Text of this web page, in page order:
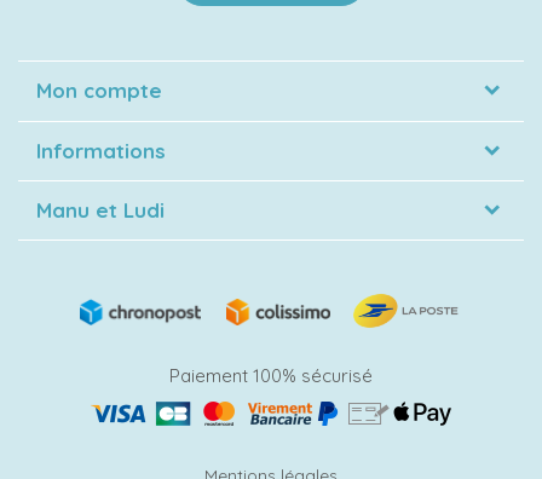
Mon compte
Informations
Manu et Ludi
Paiement 100% sécurisé